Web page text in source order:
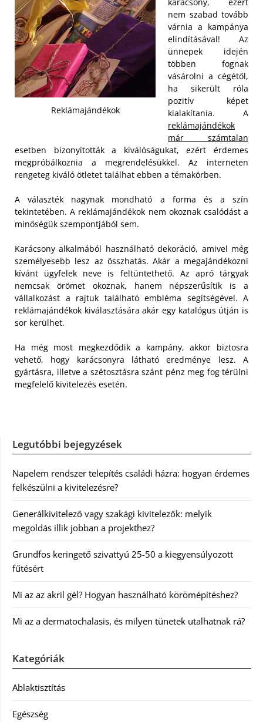
Reklámajándékok
nem szabad tovább
várnia a kampánya
elindításával! Az
ünnepek idején
többen fognak
vásárolni a cégétől,
ha sikerült róla
pozitív képet
kialakítania. A
reklámajándékok
már számtalan
esetben bizonyították a kiválóságukat, ezért érdemes
megpróbálkoznia a megrendelésükkel. Az interneten
rengeteg kiváló ötletet találhat ebben a témakörben.
A választék nagynak mondható a forma és a szín
tekintetében. A reklámajándékok nem okoznak csalódást a
minőségük szempontjából sem.
Karácsony alkalmából használható dekoráció, amivel még
személyesebb lesz az összhatás. Akár a megajándékozni
kívánt ügyfelek neve is feltüntethető. Az apró tárgyak
nemcsak örömet okoznak, hanem népszerűsítik is a
vállalkozást a rajtuk található embléma segítségével. A
reklámajándékok kiválasztására akár egy katalógus útján is
sor kerülhet.
Ha még most megkezdődik a kampány, akkor biztosra
vehető, hogy karácsonyra látható eredménye lesz. A
gyártásra, illetve a szétosztásra szánt pénz meg fog térülni
megfelelő kivitelezés esetén.
Legutóbbi bejegyzések
Napelem rendszer telepítés családi házra: hogyan érdemes
felkészülni a kivitelezésre?
Generálkivitelező vagy szakági kivitelezők: melyik
megoldás illik jobban a projekthez?
Grundfos keringető szivattyú 25-50 a kiegyensúlyozott
fűtésért
Mi az az akril gél? Hogyan használható körömépítéshez?
Mi az a dermatochalasis, és milyen tünetek utalhatnak rá?
Kategóriák
Ablaktisztítás
Egészség